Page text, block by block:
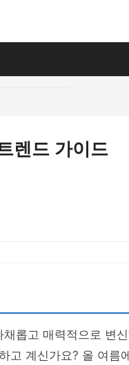
렌드 가이드
롭고 매력적으로 변
고 계신가요? 올 여름